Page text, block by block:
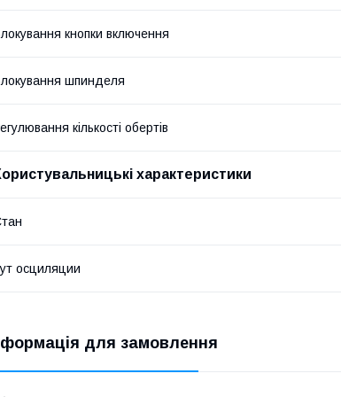
кнопки включення
шпинделя
кількості обертів
характеристики
осциляции
для замовлення